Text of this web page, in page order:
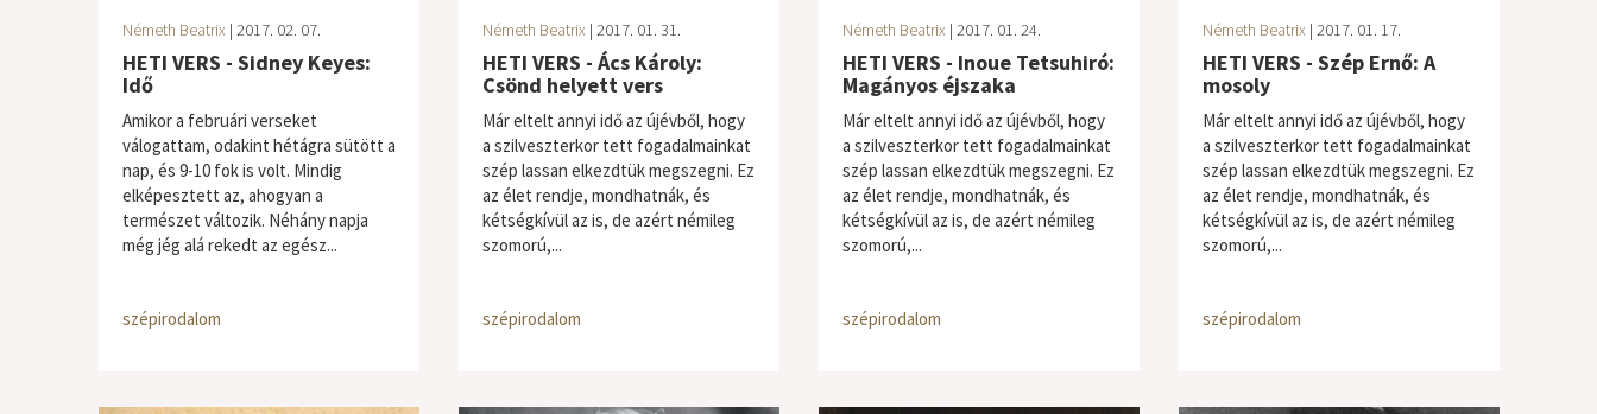
Németh Beatrix| 2017. 02. 07.
HETI VERS - Sidney Keyes:
Idő
Amikor a februári verseket
válogattam, odakint hétágra sütött a
nap, és 9-10 fok is volt. Mindig
elképesztett az, ahogyan a
természet változik. Néhány napja
még jég alá rekedt az egész...
szépirodalom
Németh Beatrix| 2017. 01. 31.
HETI VERS - Ács Károly:
Csönd helyett vers
Már eltelt annyi idő az újévből, hogy
a szilveszterkor tett fogadalmainkat
szép lassan elkezdtük megszegni. Ez
az élet rendje, mondhatnák, és
kétségkívül az is, de azért némileg
szomorú,...
szépirodalom
Németh Beatrix| 2017. 01. 24.
HETI VERS - Inoue Tetsuhiró:
Magányos éjszaka
Már eltelt annyi idő az újévből, hogy
a szilveszterkor tett fogadalmainkat
szép lassan elkezdtük megszegni. Ez
az élet rendje, mondhatnák, és
kétségkívül az is, de azért némileg
szomorú,...
szépirodalom
Németh Beatrix| 2017. 01. 17.
HETI VERS - Szép Ernő: A
mosoly
Már eltelt annyi idő az újévből, hogy
a szilveszterkor tett fogadalmainkat
szép lassan elkezdtük megszegni. Ez
az élet rendje, mondhatnák, és
kétségkívül az is, de azért némileg
szomorú,...
szépirodalom